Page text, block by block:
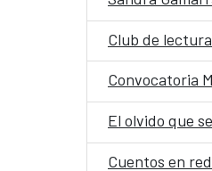
Club de
Convocatoria
El olvido que
Cuentos en